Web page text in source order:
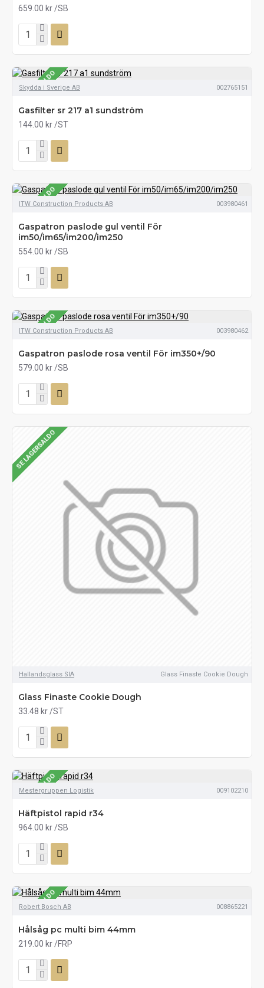
659.00 kr /SB
SE LAGERSALDO
Skydda i Sverige AB 002765151
Gasfilter sr 217 a1 sundström
144.00 kr /ST
SE LAGERSALDO
ITW Construction Products AB 003980461
Gaspatron paslode gul ventil För
im50/im65/im200/im250
554.00 kr /SB
SE LAGERSALDO
ITW Construction Products AB 003980462
Gaspatron paslode rosa ventil För im350+/90
579.00 kr /SB
SE LAGERSALDO
Hallandsglass SIA Glass Finaste Cookie Dough
Glass Finaste Cookie Dough
33.48 kr /ST
SE LAGERSALDO
Mestergruppen Logistik 009102210
Häftpistol rapid r34
964.00 kr /SB
SE LAGERSALDO
Robert Bosch AB 008865221
Hålsåg pc multi bim 44mm
219.00 kr /FRP